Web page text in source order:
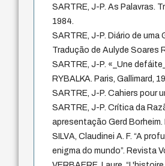
SARTRE, J-P. As Palavras.
1984.
SARTRE, J-P. Diário de uma
Tradução de Aulyde Soares
SARTRE, J-P. «_Une
RYBALKA. Paris, Gallimard,
SARTRE, J-P. Cahiers pour
SARTRE, J-P. Crítica da
apresentação Gerd
SILVA, Claudinei A. F. “A
enigma do mundo”. Revista